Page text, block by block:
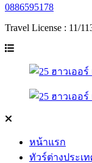
0886595178
Travel License : 11/
หน้าแรก
ทัวร์ต่างประเ